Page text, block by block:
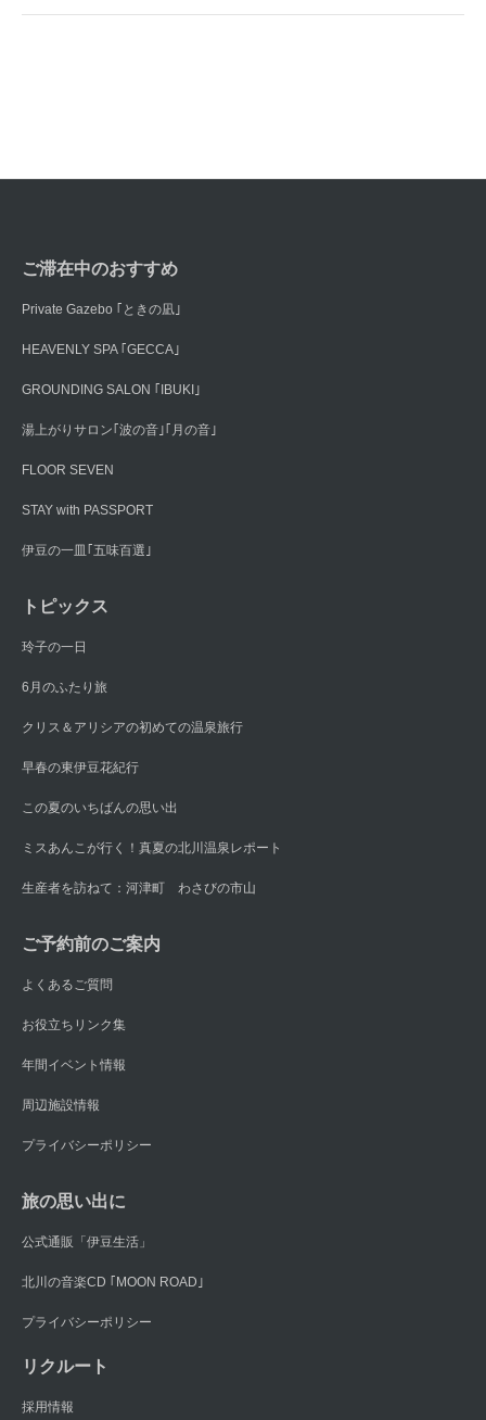
ご滞在中のおすすめ
Private Gazebo ｢ときの凪｣
HEAVENLY SPA ｢GECCA｣
GROUNDING SALON ｢IBUKI｣
湯上がりサロン｢波の音｣｢月の音｣
FLOOR SEVEN
STAY with PASSPORT
伊豆の一皿｢五味百選｣
トピックス
玲子の一日
6月のふたり旅
クリス＆アリシアの初めての温泉旅行
早春の東伊豆花紀行
この夏のいちばんの思い出
ミスあんこが行く！真夏の北川温泉レポート
生産者を訪ねて：河津町 わさびの市山
ご予約前のご案内
よくあるご質問
お役立ちリンク集
年間イベント情報
周辺施設情報
プライバシーポリシー
旅の思い出に
公式通販「伊豆生活」
北川の音楽CD ｢MOON ROAD｣
プライバシーポリシー
リクルート
採用情報